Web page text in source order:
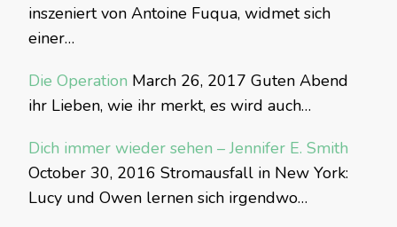
inszeniert von Antoine Fuqua, widmet sich
einer…
Die Operation March 26, 2017 Guten Abend
ihr Lieben, wie ihr merkt, es wird auch…
Dich immer wieder sehen – Jennifer E. Smith
October 30, 2016 Stromausfall in New York:
Lucy und Owen lernen sich irgendwo…